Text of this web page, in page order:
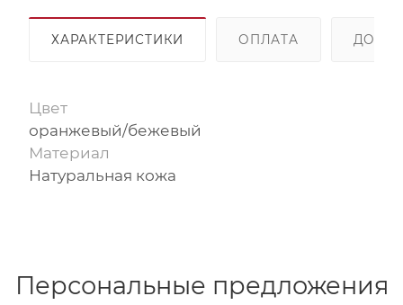
ХАРАКТЕРИСТИКИ ОПЛАТА
Цвет
оранжевый/бежевый
Материал
Натуральная кожа
Персональные предложения